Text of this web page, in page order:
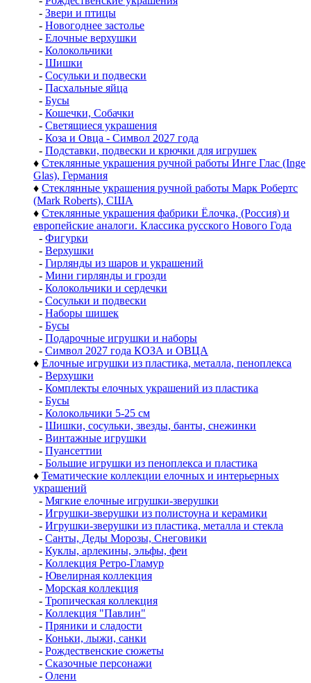
- Звери и птицы
- Новогоднее застолье
- Елочные верхушки
- Колокольчики
- Шишки
- Сосульки и подвески
- Пасхальные яйца
- Бусы
- Кошечки, Собачки
- Светящиеся украшения
- Коза и Овца - Символ 2027 года
- Подставки, подвески и крючки для игрушек
♦ Стеклянные украшения ручной работы Инге Глас (Inge
Glas), Германия
♦ Стеклянные украшения ручной работы Марк Робертс
(Mark Roberts), США
♦ Стеклянные украшения фабрики Ёлочка, (Россия) и
европейские аналоги. Классика русского Нового Года
- Фигурки
- Верхушки
- Гирлянды из шаров и украшений
- Мини гирлянды и грозди
- Колокольчики и сердечки
- Сосульки и подвески
- Наборы шишек
- Бусы
- Подарочные игрушки и наборы
- Символ 2027 года КОЗА и ОВЦА
♦ Елочные игрушки из пластика, металла, пеноплекса
- Верхушки
- Комплекты елочных украшений из пластика
- Бусы
- Колокольчики 5-25 см
- Шишки, сосульки, звезды, банты, снежинки
- Винтажные игрушки
- Пуансеттии
- Большие игрушки из пеноплекса и пластика
♦ Тематические коллекции елочных и интерьерных
украшений
- Мягкие елочные игрушки-зверушки
- Игрушки-зверушки из полистоуна и керамики
- Игрушки-зверушки из пластика, металла и стекла
- Санты, Деды Морозы, Снеговики
- Куклы, арлекины, эльфы, феи
- Коллекция Ретро-Гламур
- Ювелирная коллекция
- Морская коллекция
- Тропическая коллекция
- Коллекция "Павлин"
- Пряники и сладости
- Коньки, лыжи, санки
- Рождественские сюжеты
- Сказочные персонажи
- Олени